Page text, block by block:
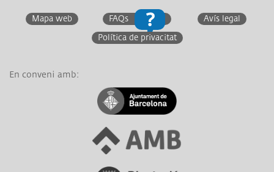
Mapa web FAQs Avís legal
Política de privacitat
En conveni amb:
Link a Ajuntament de Barcelona
Link a Àrea Metropolitana de Barcelona
Link a Diputació de Barcelona